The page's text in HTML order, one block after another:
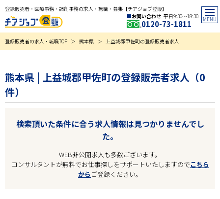
登録販売者・医療事務・調剤事務の求人・転職・募集【チアジョブ登販】
お問い合わせ 平日9:30〜18:30
0120-73-1811
登録販売者の求人・転職TOP 熊本県 上益城郡甲佐町の登録販売者求人
熊本県 | 上益城郡甲佐町の登録販売者求人（0
件）
検索頂いた条件に合う求人情報は見つかりませんでし
た。
WEB非公開求人も多数ございます。
コンサルタントが無料でお仕事探しをサポートいたしますのでこちら
から ご登録ください。